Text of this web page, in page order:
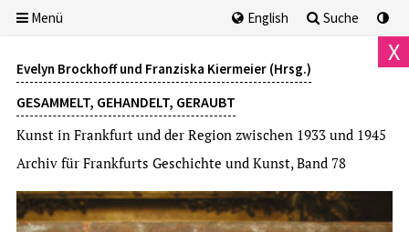
X
Evelyn Brockhoff und Franziska Kiermeier (Hrsg.)
GESAMMELT, GEHANDELT, GERAUBT
Kunst in Frankfurt und der Region zwischen 1933 und 1945
Archiv für Frankfurts Geschichte und Kunst, Band 78
Menü English Suche